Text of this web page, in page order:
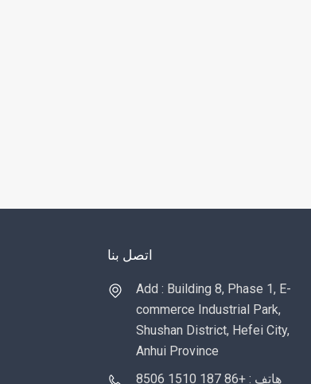
اتصل بنا
Add : Building 8, Phase 1, E-
commerce Industrial Park,
Shushan District, Hefei City,
Anhui Province
هاتف : +86 187 1510 8506